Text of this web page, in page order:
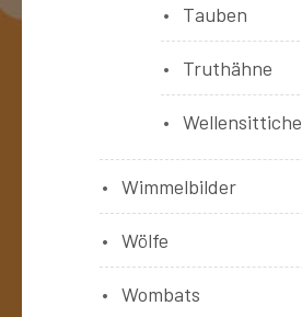
Tauben
Truthähne
Wellensittiche
Wimmelbilder
Wölfe
Wombats